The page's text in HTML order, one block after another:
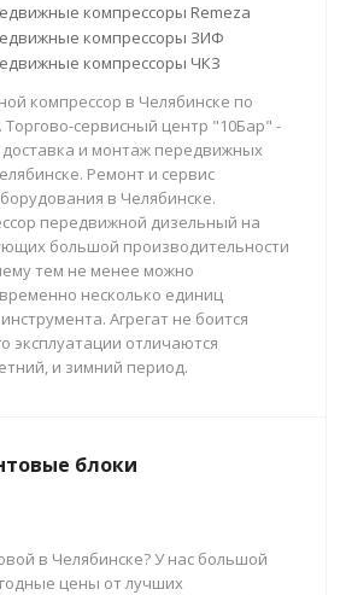
компрессоры Remeza
компрессоры ЗИФ
компрессоры ЧКЗ
компрессор в Челябинске по
сервисный центр "10Бар" -
и монтаж передвижных
Ремонт и сервис
в Челябинске.
передвижной дизельный на
большой производительности
тем не менее можно
несколько единиц
Агрегат не боится
эксплуатации отличаются
и зимний период.
блоки
в Челябинске? У нас большой
цены от лучших